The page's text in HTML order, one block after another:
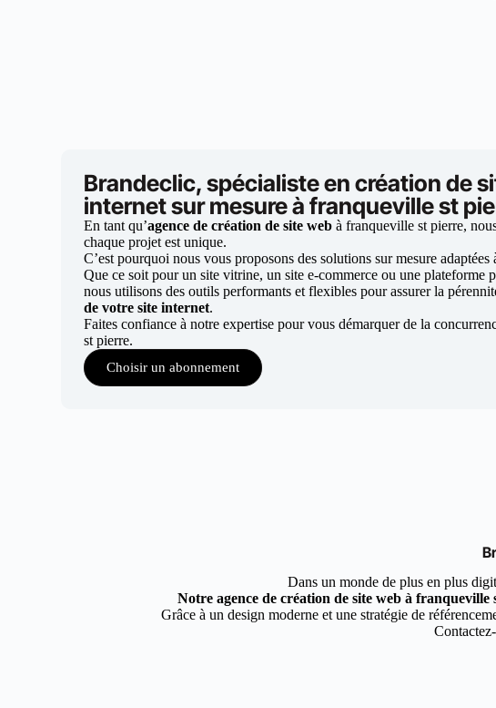
Brandeclic, spécialiste en création de
internet sur mesure à franqueville st
En tant qu’agence de création de site web à franqueville st pierre,
chaque projet est unique.
C’est pourquoi nous vous proposons des solutions sur mesure adaptées
Que ce soit pour un site vitrine, un site e-commerce ou une plateforme
nous utilisons des outils performants et flexibles pour assurer la
de votre site internet.
Faites confiance à notre expertise pour vous démarquer de la
st pierre.
Choisir un abonnement
Dans un monde de plus en plus
Notre agence de création de site web à franqueville
Grâce à un design moderne et une stratégie de